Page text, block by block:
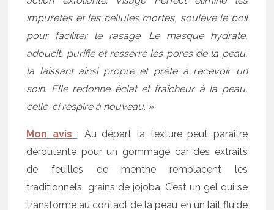
impuretés et les cellules mortes, soulève le poil
pour faciliter le rasage. Le masque hydrate,
adoucit, purifie et resserre les pores de la peau,
la laissant ainsi propre et prête à recevoir un
soin. Elle redonne éclat et fraîcheur à la peau,
celle-ci respire à nouveau. »
Mon avis : Au départ la texture peut paraître
déroutante pour un gommage car des extraits
de feuilles de menthe remplacent les
traditionnels grains de jojoba. C’est un gel qui se
transforme au contact de la peau en un lait fluide